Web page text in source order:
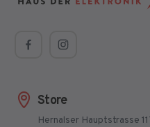
Store
Hernalser Hauptstrasse